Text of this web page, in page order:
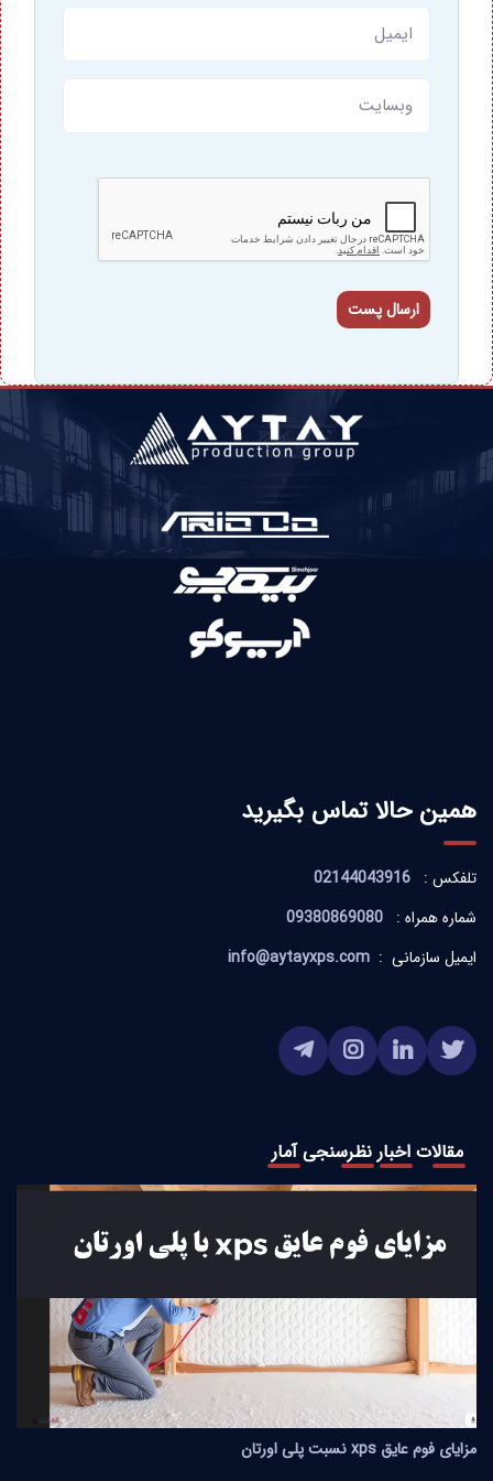
ارسال پست
همین حالا تماس بگیرید
تلفکس : 02144043916
شماره همراه : 09380869080
ایمیل سازمانی : info@aytayxps.com
مقالات اخبار نظرسنجیآمار
مزایای فوم عایق xps نسبت پلی اورتان